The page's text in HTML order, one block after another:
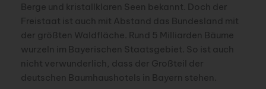
Berge und kristallklaren Seen bekannt. Doch der
Freistaat ist auch mit Abstand das Bundesland mit
der größten Waldfläche. Rund 5 Milliarden Bäume
wurzeln im Bayerischen Staatsgebiet. So ist auch
nicht verwunderlich, dass der Großteil der
deutschen Baumhaushotels in Bayern stehen.